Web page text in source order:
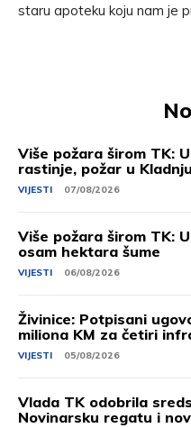
staru apoteku koju nam je
Više požara širom TK:
rastinje, požar u
VIJESTI 07/08/2026
Više požara širom TK:
osam hektara šume
VIJESTI 06/08/2026
Živinice: Potpisani
miliona KM za četiri
VIJESTI 05/08/2026
Vlada TK odobrila
Novinarsku regatu i